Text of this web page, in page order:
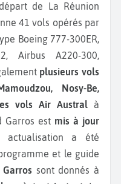
de La Réunion
41 vols opérés par
Boeing 777-300ER,
Airbus A220-300,
plusieurs vols
Nosy-Be,
vols Air Austral à
Garros est mis à jour
actualisation a été
et le guide
sont donnés à